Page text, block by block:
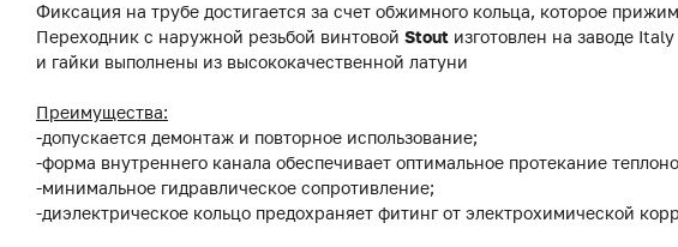
Фиксация на трубе достигается за счет обжимного кольца, которое
Переходник с наружной резьбой винтовой Stout изготовлен на заводе
и гайки выполнены из высококачественной латуни
Преимущества:
-допускается демонтаж и повторное использование;
-форма внутреннего канала обеспечивает оптимальное протекание
-минимальное гидравлическое сопротивление;
-диэлектрическое кольцо предохраняет фитинг от электрохимической